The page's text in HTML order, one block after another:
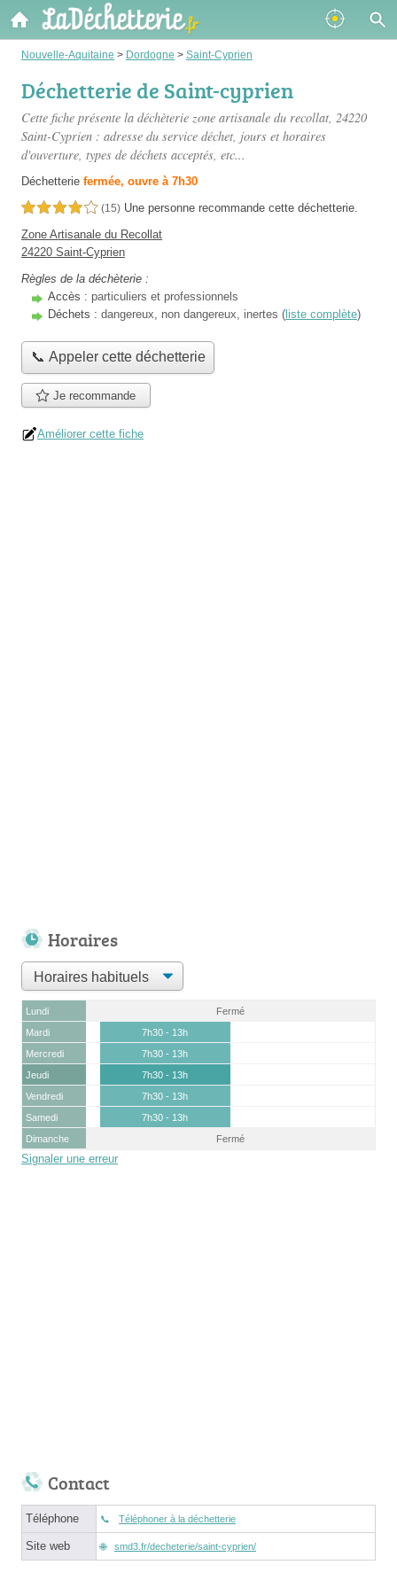
Nouvelle-Aquitaine > Dordogne > Saint-Cyprien
Déchetterie de Saint-cyprien
Cette fiche présente la déchèterie zone artisanale du recollat, 24220
Saint-Cyprien : adresse du service déchet, jours et horaires
d'ouverture, types de déchets acceptés, etc...
Déchetterie fermée, ouvre à 7h30
4,0 étoiles sur 5 (15) Une personne recommande cette déchetterie.
Zone Artisanale du Recollat
24220 Saint-Cyprien
Règles de la déchèterie :
Accès : particuliers et professionnels
Déchets : dangereux, non dangereux, inertes ( liste complète)
📞 Appeler cette déchetterie
Je recommande
Améliorer cette fiche
Horaires
Lundi
Fermé
Mardi
7h30 - 13h
Mercredi
7h30 - 13h
Jeudi
7h30 - 13h
Vendredi
7h30 - 13h
Samedi
7h30 - 13h
Dimanche
Fermé
Signaler une erreur
Contact
Téléphone Téléphoner à la déchetterie
Site web smd3.fr/decheterie/saint-cyprien/